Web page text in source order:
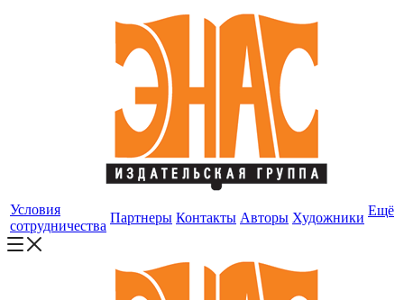
Условия
сотрудничества
Партнеры Контакты Авторы Художники Ещё